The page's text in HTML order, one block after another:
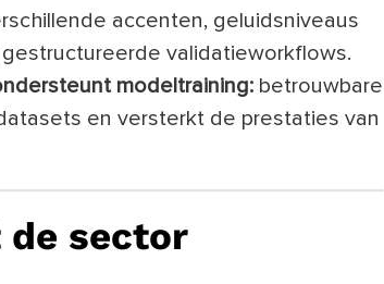
accenten, geluidsniveaus
validatieworkflows.
modeltraining: betrouwbare
en versterkt de prestaties van
de sector